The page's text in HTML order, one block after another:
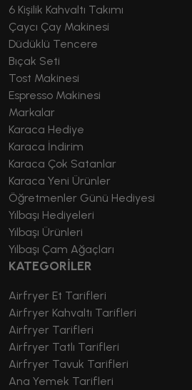
6 Kişilik Kahvaltı Takımı
Çaycı Çay Makinesi
Düdüklü Tencere
Bıçak Seti
Tost Makinesi
Espresso Makinesi
Markalar
Karaca Hediye
Karaca İndirim
Karaca Çok Satanlar
Karaca Yeni Ürünler
Öğretmenler Günü Hediyesi
Yılbaşı Hediyeleri
Yılbaşı Ürünleri
Yılbaşı Çam Ağaçları
KATEGORİLER
Airfryer Et Tarifleri
Airfryer Kahvaltı Tarifleri
Airfryer Tarifleri
Airfryer Tatlı Tarifleri
Airfryer Tavuk Tarifleri
Ana Yemek Tarifleri